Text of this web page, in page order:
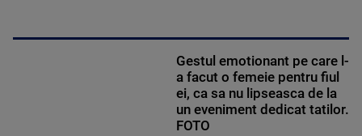
Gestul emotionant pe care l-
a facut o femeie pentru fiul
ei, ca sa nu lipseasca de la
un eveniment dedicat tatilor.
FOTO